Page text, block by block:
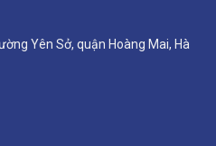
Yên Sở, quận Hoàng Mai, Hà